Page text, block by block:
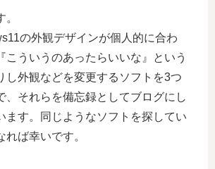
の外観デザインが個人的に合わ
こういうのあったらいいな』という
し外観などを変更するソフトを3つ
、それらを備忘録としてブログにし
ます。同じようなソフトを探してい
れば幸いです。